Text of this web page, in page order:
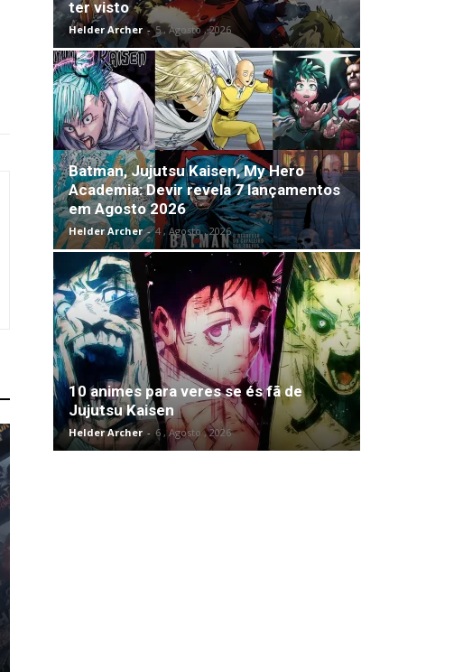
ter visto
Helder Archer - 5 , Agosto , 2026
Batman, Jujutsu Kaisen, My Hero
Academia: Devir revela 7 lançamentos
em Agosto 2026
Helder Archer - 4 , Agosto , 2026
10 animes para veres se és fã de
Jujutsu Kaisen
Helder Archer - 6 , Agosto , 2026